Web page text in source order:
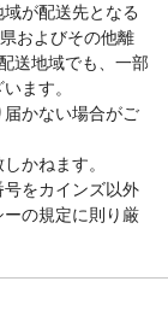
が配送先となる
およびその他離
送地域でも、一部
ます。
かない場合がご
かねます。
をカインズ以外
の規定に則り厳